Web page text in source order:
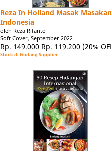
Reza In Holland Masak
Indonesia
oleh Reza Rifanto
Soft Cover, September 2022
Rp. 149.000Rp. 119.200 (20%
Stock di Gudang Supplier